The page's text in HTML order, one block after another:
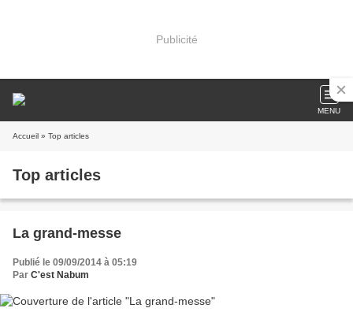
Publicité
MENU
Accueil » Top articles
Top articles
La grand-messe
Publié le 09/09/2014 à 05:19
Par C'est Nabum